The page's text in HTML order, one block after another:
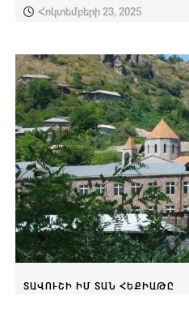
Հոկտեմբերի 23, 2025
ՏԱՎՈՒՇԻ ԻՄ ՏԱՆ ՀԵՔԻԱԹԸ